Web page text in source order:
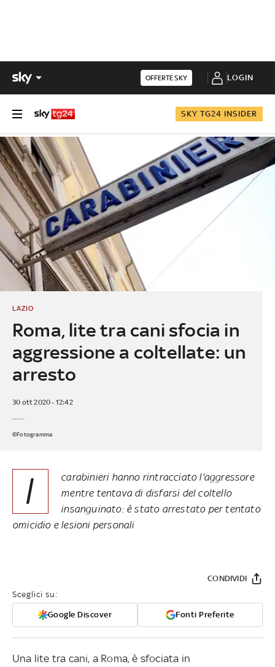
OFFERTE SKY LOGIN
SKY TG24 INSIDER
Roma, lite tra cani sfocia in
aggressione a coltellate: un
arresto
LAZIO
30 ott 2020 - 12:42
©Fotogramma
I
carabinieri hanno rintracciato l'aggressore
mentre tentava di disfarsi del coltello
insanguinato: è stato arrestato per tentato
omicidio e lesioni personali
Sceglici su:
Google Discover Fonti Preferite
CONDIVIDI
Una lite tra cani, a Roma, è sfociata in